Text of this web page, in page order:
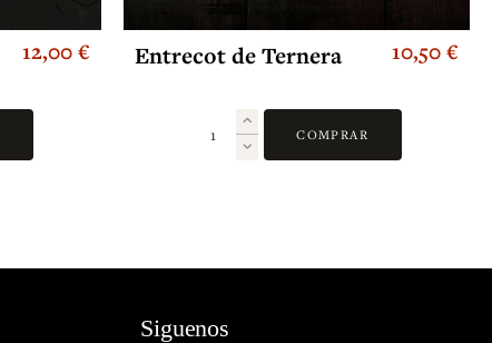
12,00 € Entrecot de Ternera 10,50 €
COMPRAR
Siguenos